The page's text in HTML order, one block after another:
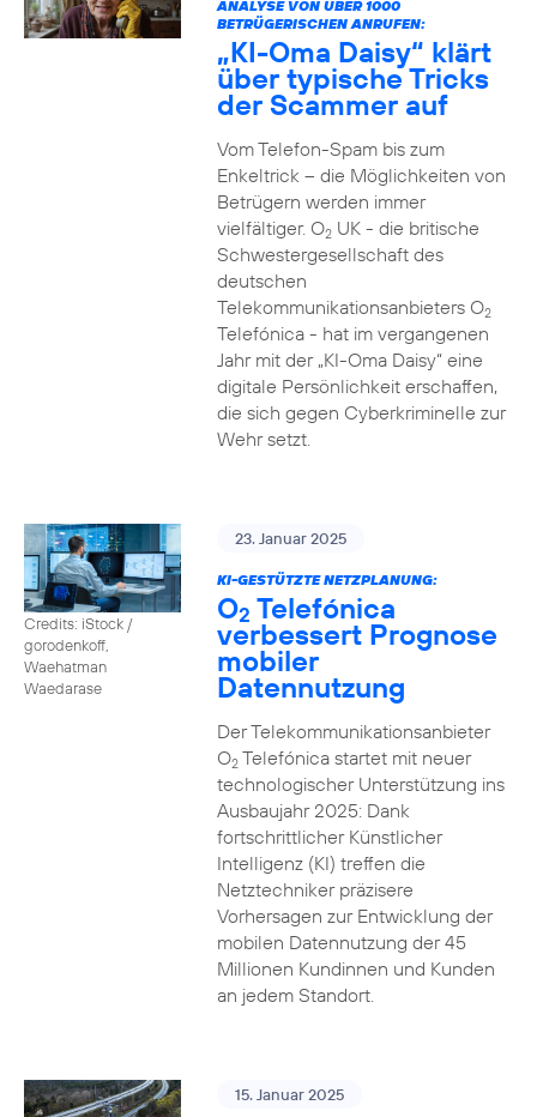
ANALYSE VON ÜBER 1000
BETRÜGERISCHEN ANRUFEN:
„KI-Oma Daisy“ klärt
über typische Tricks
der Scammer auf
Vom Telefon-Spam bis zum
Enkeltrick – die Möglichkeiten von
Betrügern werden immer
vielfältiger. O2UK - die britische
Schwestergesellschaft des
deutschen
Telekommunikationsanbieters O2
Telefónica - hat im vergangenen
Jahr mit der „KI-Oma Daisy“ eine
digitale Persönlichkeit erschaffen,
die sich gegen Cyberkriminelle zur
Wehr setzt.
Credits: iStock /
gorodenkoff,
Waehatman
Waedarase
23. Januar 2025
KI-GESTÜTZTE NETZPLANUNG:
O2 Telefónica
verbessert Prognose
mobiler
Datennutzung
Der Telekommunikationsanbieter
O2Telefónica startet mit neuer
technologischer Unterstützung ins
Ausbaujahr 2025: Dank
fortschrittlicher Künstlicher
Intelligenz (KI) treffen die
Netztechniker präzisere
Vorhersagen zur Entwicklung der
mobilen Datennutzung der 45
Millionen Kundinnen und Kunden
an jedem Standort.
15. Januar 2025